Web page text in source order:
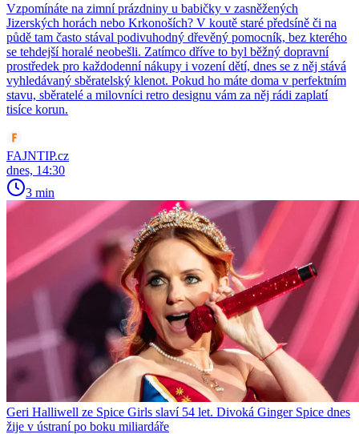
Vzpomínáte na zimní prázdniny u babičky v zasněžených
Jizerských horách nebo Krkonoších? V koutě staré předsíně či na
půdě tam často stával podivuhodný dřevěný pomocník, bez kterého
se tehdejší horalé neobešli. Zatímco dříve to byl běžný dopravní
prostředek pro každodenní nákupy i vození dětí, dnes se z něj stává
vyhledávaný sběratelský klenot. Pokud ho máte doma v perfektním
stavu, sběratelé a milovníci retro designu vám za něj rádi zaplatí
tisíce korun.
FAJNTIP.cz
dnes, 14:30
3 min
Geri Halliwell ze Spice Girls slaví 54 let. Divoká Ginger Spice dnes
žije v ústraní po boku miliardáře